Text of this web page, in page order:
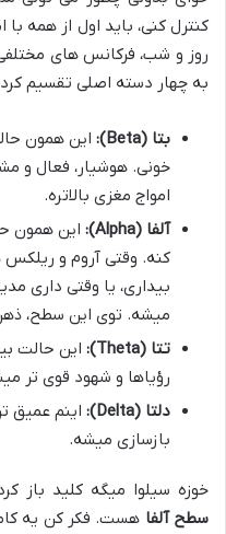
کنترل کنی، باید اول از همه
روز و شب، فرکانس های
به چهار دسته اصلی تقسیم
بتا (Beta):
این همون
خونی. هوشیار، فعال و
امواج مغزی بالاتره.
آلفا (Alpha):
این همون
کنه. وقتی آروم و ریلکس
بیداری، یا وقتی داری
میشه. توی این سطح، ذهن
تتا (Theta):
این حالت
رؤیاها و شهود قوی تر
دلتا (Delta):
اینم عمیق
بازسازی میشه.
خوزه سیلوا میگه کلید باز
سطح آلفا هست. فکر کن یه